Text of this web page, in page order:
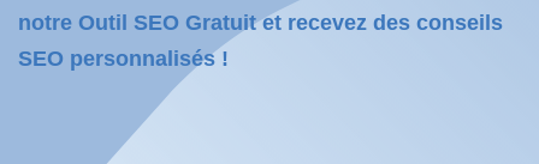
notre Outil SEO Gratuit et recevez des conseils
SEO personnalisés !